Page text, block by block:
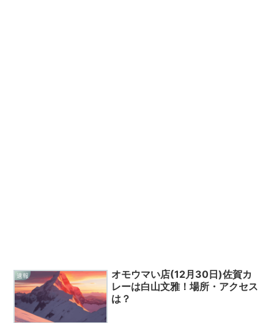
速報
オモウマい店(12月30日)佐賀カ
レーは白山文雅！場所・アクセス
は？